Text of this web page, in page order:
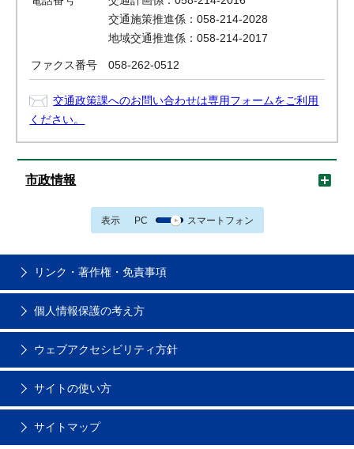
交通施策推進係：058-214-2028
地域交通推進係：058-214-2017
ファクス番号 058-262-0512
交通政策課へのお問い合わせは専用フォームをご利用
ください。
市政情報
表示 PC スマートフォン
リンク・著作権・免責事項
個人情報保護の考え方
ウェブアクセシビリティ方針
サイトの使い方
サイトマップ